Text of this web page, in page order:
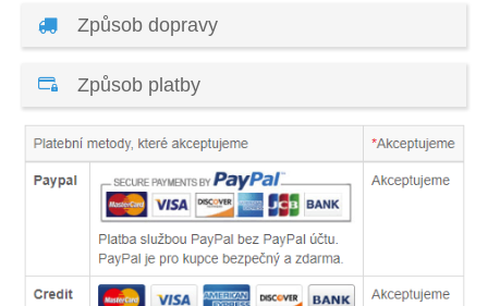
Způsob dopravy
Způsob platby